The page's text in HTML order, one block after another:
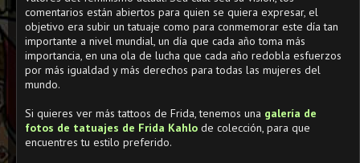
comentarios están abiertos para quien se quiera expresar, el
objetivo era subir un tatuaje como para conmemorar este día tan
importante a nivel mundial, un día que cada año toma más
importancia, en una ola de lucha que cada año redobla esfuerzos
por más igualdad y más derechos para todas las mujeres del
mundo.
Si quieres ver más tattoos de Frida, tenemos una galería de
fotos de tatuajes de Frida Kahlo de colección, para que
encuentres tu estilo preferido.